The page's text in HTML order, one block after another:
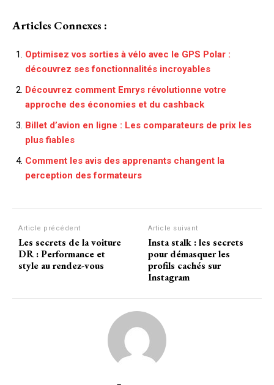
Articles Connexes :
Optimisez vos sorties à vélo avec le GPS Polar :
découvrez ses fonctionnalités incroyables
Découvrez comment Emrys révolutionne votre
approche des économies et du cashback
Billet d’avion en ligne : Les comparateurs de prix les
plus fiables
Comment les avis des apprenants changent la
perception des formateurs
Article précédent
Les secrets de la voiture
DR : Performance et
style au rendez-vous
Article suivant
Insta stalk : les secrets
pour démasquer les
profils cachés sur
Instagram